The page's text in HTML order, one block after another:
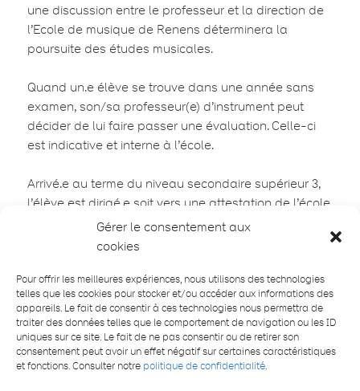
Gérer le consentement aux
cookies
Pour offrir les meilleures expériences, nous utilisons des technologies
telles que les cookies pour stocker et/ou accéder aux informations des
appareils. Le fait de consentir à ces technologies nous permettra de
traiter des données telles que le comportement de navigation ou les ID
uniques sur ce site. Le fait de ne pas consentir ou de retirer son
consentement peut avoir un effet négatif sur certaines caractéristiques
et fonctions. Consulter notre politique de confidentialité.
une discussion entre le professeur et la direction de
l’Ecole de musique de Renens déterminera la
poursuite des études musicales.
Quand un.e élève se trouve dans une année sans
examen, son/sa professeur(e) d’instrument peut
décider de lui faire passer une évaluation. Celle-ci
est indicative et interne à l’école.
Arrivé.e au terme du niveau secondaire supérieur 3,
l’élève est dirigé.e soit vers une attestation de l’école
de musique, soit vers un certificat cantonal, en
fonction de ses envies, de ses ambitions, de son
instrument.
Les élèves qui ne désirent pas suivre le cursus et
être soumis à des examens ont la possibilité de
s’inscrire en classe libre. Par contre, ils ne toucheront